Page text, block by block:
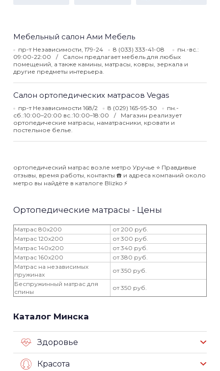
Мебельный салон Ами Мебель
пр-т Независимости, 179-24 8 (033) 333-41-08
пн.-вс.:
09:00-22:00
Салон предлагает мебель для любых
помещений, а также камины, матрасы, ковры, зеркала и
другие предметы интерьера.
Салон ортопедических матрасов Vegas
пр-т Независимости 168/2 8 (029) 165-95-30
пн.-
сб.:10:00–20:00 вс.:10:00–18:00
Магазин реализует
ортопедические матрасы, наматрасники, кровати и
постельное белье.
ортопедический матрас возле метро Уручье ⭐️ Правдивые
отзывы, время работы, контакты ☎️ и адреса компаний около
метро вы найдёте в каталоге Blizko ⚡️
Ортопедические матрасы - Цены
Матрас 80x200
от 200 руб.
Матрас 120x200
от 300 руб.
Матрас 140x200
от 340 руб.
Матрас 160x200
от 380 руб.
Матрас на независимых
пружинах
от 350 руб.
Беспружинный матрас для
спины
от 350 руб.
Каталог Минска
Здоровье
Красота